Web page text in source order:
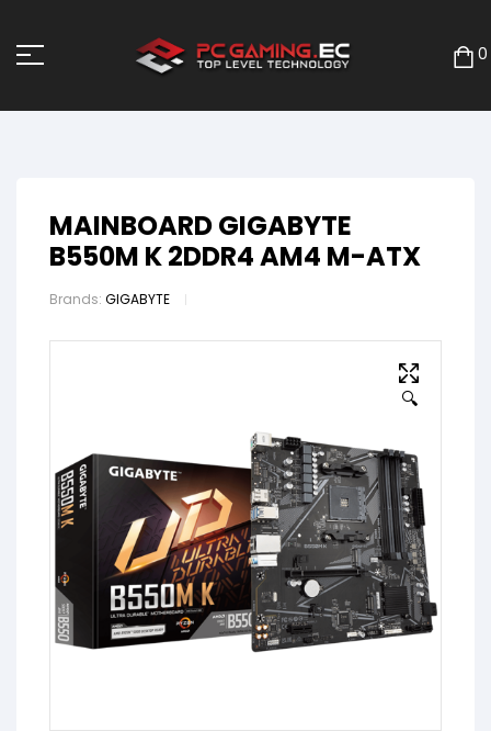
0
MAINBOARD GIGABYTE
B550M K 2DDR4 AM4 M-ATX
Brands: GIGABYTE
🔍